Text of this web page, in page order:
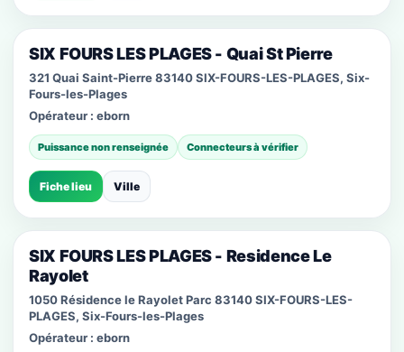
SIX FOURS LES PLAGES - Quai St Pierre
321 Quai Saint-Pierre 83140 SIX-FOURS-LES-PLAGES, Six-
Fours-les-Plages
Opérateur : eborn
Puissance non renseignée Connecteurs à vérifier
Fiche lieu Ville
SIX FOURS LES PLAGES - Residence Le
Rayolet
1050 Résidence le Rayolet Parc 83140 SIX-FOURS-LES-
PLAGES, Six-Fours-les-Plages
Opérateur : eborn